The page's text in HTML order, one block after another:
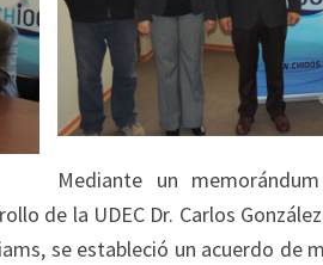
Mediante un
de la UDEC Dr. Carlos
se estableció un acuerdo de